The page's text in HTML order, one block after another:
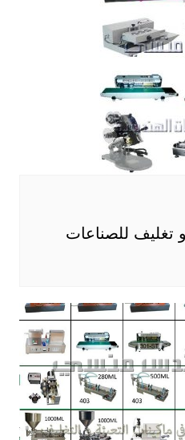
تغليف للصناعات